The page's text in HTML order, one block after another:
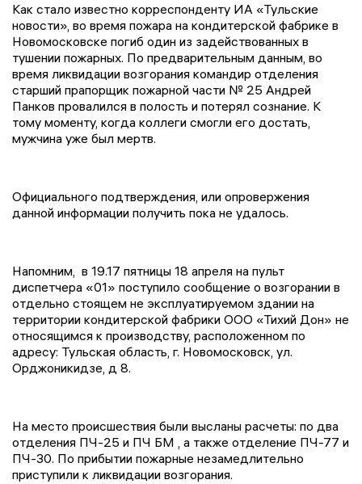
Как стало известно корреспонденту ИА «Тульские
новости», во время пожара на кондитерской фабрике в
Новомосковске погиб один из задействованных в
тушении пожарных. По предварительным данным, во
время ликвидации возгорания командир отделения
старший прапорщик пожарной части № 25 Андрей
Панков провалился в полость и потерял сознание. К
тому моменту, когда коллеги смогли его достать,
мужчина уже был мертв.
Официального подтверждения, или опровержения
данной информации получить пока не удалось.
Напомним, в 19.17 пятницы 18 апреля на пульт
диспетчера «01» поступило сообщение о возгорании в
отдельно стоящем не эксплуатируемом здании на
территории кондитерской фабрики ООО «Тихий Дон» не
относящимся к производству, расположенном по
адресу: Тульская область, г. Новомосковск, ул.
Орджоникидзе, д 8.
На место происшествия были высланы расчеты: по два
отделения ПЧ-25 и ПЧ БМ , а также отделение ПЧ-77 и
ПЧ-30. По прибытии пожарные незамедлительно
приступили к ликвидации возгорания.